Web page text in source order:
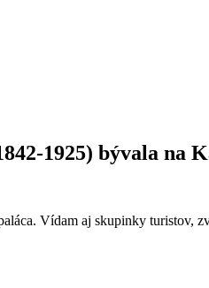
1925) bývala na
Vídam aj skupinky turistov,